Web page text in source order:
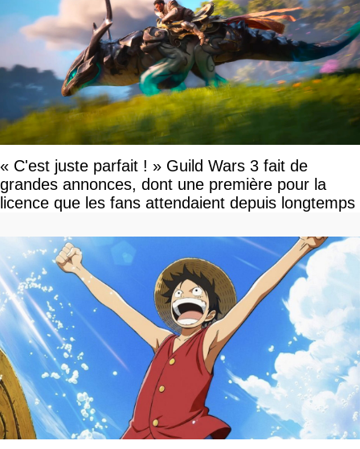
« C'est juste parfait ! » Guild Wars 3 fait de
grandes annonces, dont une première pour la
licence que les fans attendaient depuis longtemps